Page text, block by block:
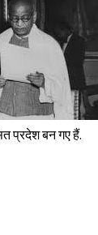
प्रदेश बन गए हैं.